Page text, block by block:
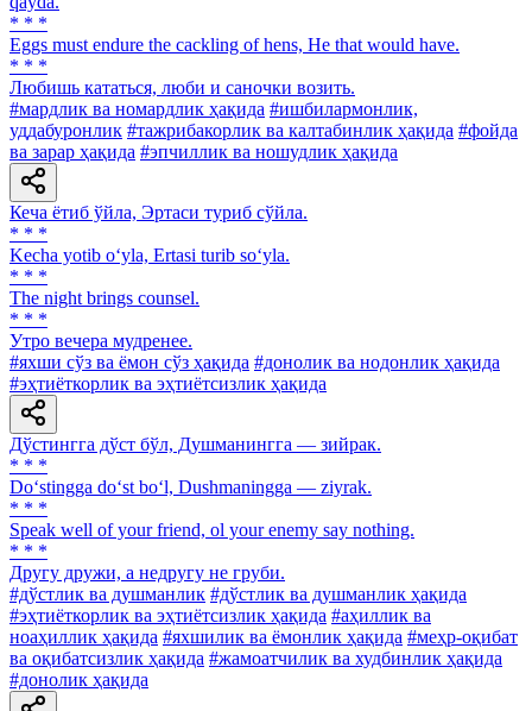
* * *
Eggs must endure the cackling of hens, He that would have.
* * *
Любишь кататься, люби и саночки возить.
#мардлик ва номардлик ҳақида #ишбилармонлик,
уддабуронлик #тажрибакорлик ва калтабинлик ҳақида #фойда
ва зарар ҳақида #эпчиллик ва ношудлик ҳақида
Кеча ётиб ўйла, Эртаси туриб сўйла.
* * *
Kecha yotib o‘yla, Ertasi turib so‘yla.
* * *
The night brings counsel.
* * *
Утро вечера мудренее.
#яхши сўз ва ёмон сўз ҳақида #донолик ва нодонлик ҳақида
#эҳтиёткорлик ва эҳтиётсизлик ҳақида
Дўстингга дўст бўл, Душманингга — зийрак.
* * *
Do‘stingga do‘st bo‘l, Dushmaningga — ziyrak.
* * *
Speak well of your friend, ol your enemy say nothing.
* * *
Другу дружи, а недругу не груби.
#дўстлик ва душманлик #дўстлик ва душманлик ҳақида
#эҳтиёткорлик ва эҳтиётсизлик ҳақида #аҳиллик ва
ноаҳиллик ҳақида #яхшилик ва ёмонлик ҳақида #меҳр-оқибат
ва оқибатсизлик ҳақида #жамоатчилик ва худбинлик ҳақида
#донолик ҳақида